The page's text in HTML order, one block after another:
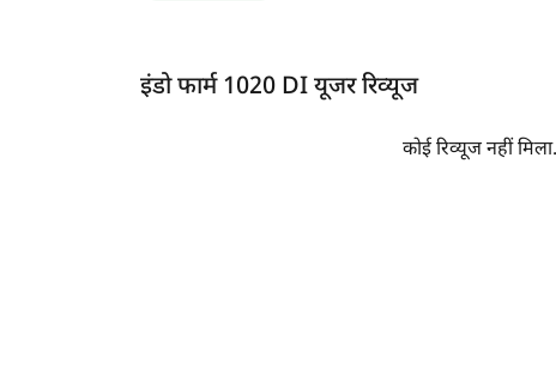
इंडो फार्म 1020 DI यूजर रिव्यूज
कोई रिव्यूज नहीं